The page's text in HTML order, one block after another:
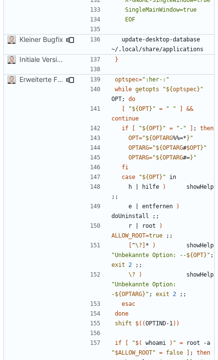
	EOF
Kleiner Bugfix
Initiale Version }
Erweiterte Funktionalitäten optspec=":her-:"
while getopts "${optspec} "
OPT;
do
[
"${OPT} " = " " ]
&&
continue
if
[ "${OPT} " = "-" ] ;
then
OPT="${OPTARG%%=*} "
OPTARG="${OPTARG#$OPT} "
OPTARG="${OPTARG#=} "
fi
case
"${OPT} "
    h
hilfe )
;;
    e
entfernen
)
doUninstall
;;
    r
root
)
ALLOW_ROOT=true
;;
[^\? ] * )
"Unbekannte Option: --${OPT} " ;
exit
2
;;
\?
)
"Unbekannte Option:
-${OPTARG} " ; exit 2
;;
esac
done
shift
$((OPTIND-1 ))
if [ "$( whoami ) " =
"$ALLOW_ROOT" = false ] ;
then